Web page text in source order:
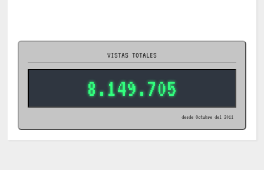
VISTAS TOTALES
8.149.705
desde Octubre del 2011